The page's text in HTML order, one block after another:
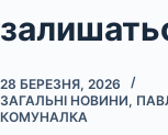
28 БЕРЕЗНЯ, 2026
ЗАГАЛЬНІ НОВИНИ,
КОМУНАЛКА